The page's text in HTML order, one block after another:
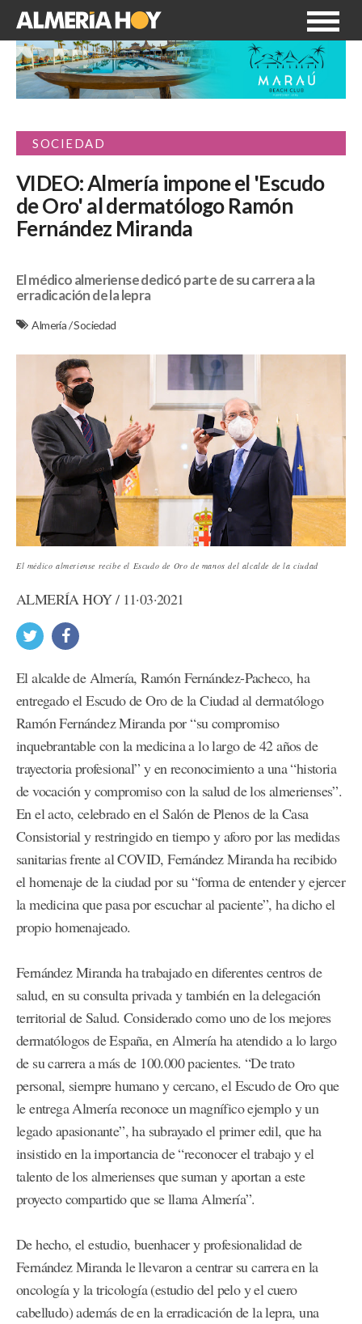
SOCIEDAD
VIDEO: Almería impone el 'Escudo
de Oro' al dermatólogo Ramón
Fernández Miranda
El médico almeriense dedicó parte de su carrera a la
erradicación de la lepra
Almería/Sociedad
El médico almeriense recibe el Escudo de Oro de manos del alcalde de la ciudad
ALMERÍA HOY / 11·03·2021
El alcalde de Almería, Ramón Fernández-Pacheco, ha
entregado el Escudo de Oro de la Ciudad al dermatólogo
Ramón Fernández Miranda por “su compromiso
inquebrantable con la medicina a lo largo de 42 años de
trayectoria profesional” y en reconocimiento a una “historia
de vocación y compromiso con la salud de los almerienses”.
En el acto, celebrado en el Salón de Plenos de la Casa
Consistorial y restringido en tiempo y aforo por las medidas
sanitarias frente al COVID, Fernández Miranda ha recibido
el homenaje de la ciudad por su “forma de entender y ejercer
la medicina que pasa por escuchar al paciente”, ha dicho el
propio homenajeado.
Fernández Miranda ha trabajado en diferentes centros de
salud, en su consulta privada y también en la delegación
territorial de Salud. Considerado como uno de los mejores
dermatólogos de España, en Almería ha atendido a lo largo
de su carrera a más de 100.000 pacientes. “De trato
personal, siempre humano y cercano, el Escudo de Oro que
le entrega Almería reconoce un magnífico ejemplo y un
legado apasionante”, ha subrayado el primer edil, que ha
insistido en la importancia de “reconocer el trabajo y el
talento de los almerienses que suman y aportan a este
proyecto compartido que se llama Almería”.
De hecho, el estudio, buenhacer y profesionalidad de
Fernández Miranda le llevaron a centrar su carrera en la
oncología y la tricología (estudio del pelo y el cuero
cabelludo) además de en la erradicación de la lepra, una